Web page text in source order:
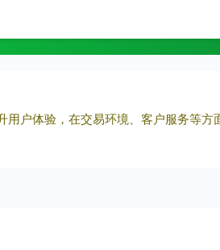
户体验，在交易环境、客户服务等